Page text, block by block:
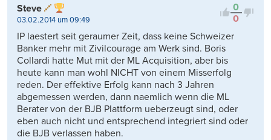
0
0
Steve
03.02.2014 um 09:49
IP laestert seit geraumer Zeit, dass keine Schweizer
Banker mehr mit Zivilcourage am Werk sind. Boris
Collardi hatte Mut mit der ML Acquisition, aber bis
heute kann man wohl NICHT von einem Misserfolg
reden. Der effektive Erfolg kann nach 3 Jahren
abgemessen werden, dann naemlich wenn die ML
Berater von der BJB Plattform ueberzeugt sind, oder
eben auch nicht und entsprechend integriert sind oder
die BJB verlassen haben.